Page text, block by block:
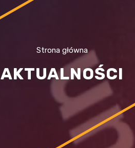
Strona główna
AKTUALNOŚCI